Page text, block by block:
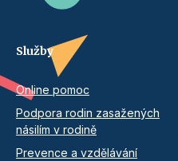
Služby
Online pomoc
Podpora rodin zasažených
násilím v rodině
Prevence a vzdělávání